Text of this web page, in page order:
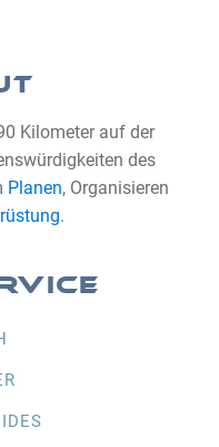
Kilometer auf der
des
Planen, Organisieren
.